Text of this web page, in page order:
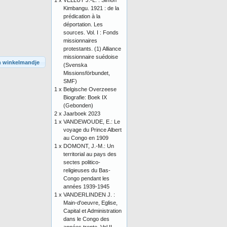
winkelmandje
Kimbangu. 1921 : de la
prédication à la
déportation. Les
sources. Vol. I : Fonds
missionnaires
protestants. (1) Alliance
missionnaire suédoise
(Svenska
Missionsförbundet,
SMF)
1 x Belgische Overzeese
Biografie: Boek IX
(Gebonden)
2 x Jaarboek 2023
1 x VANDEWOUDE, E.: Le
voyage du Prince Albert
au Congo en 1909
1 x DOMONT, J.-M.: Un
territorial au pays des
sectes politico-
religieuses du Bas-
Congo pendant les
années 1939-1945
1 x VANDERLINDEN J. :
Main-d'oeuvre, Eglise,
Capital et Administration
dans le Congo des